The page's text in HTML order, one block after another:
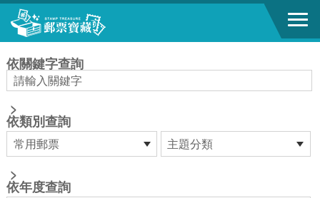
跳到主要內容區塊
依關鍵字查詢
>
依類別查詢
>
依年度查詢